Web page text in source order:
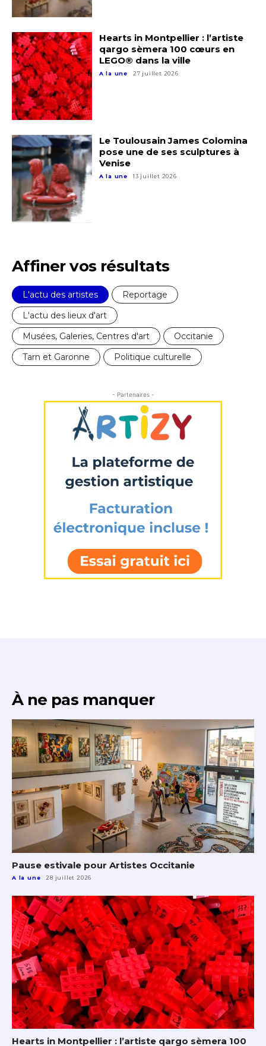
Nom
Prénom
Statut / Organisation
J'accepte lestermes et conditions
* Champ obligatoire
Adresse email*
Prénom
Statut / Organisation
* Champ obligatoire
Hearts in Montpellier : l’artiste
qargo sèmera 100 cœurs en
LEGO® dans la ville
A la une 27 juillet 2026
Le Toulousain James Colomina
pose une de ses sculptures à
Venise
A la une 13 juillet 2026
Affiner vos résultats
L'actu des artistes
Reportage
L'actu des lieux d'art
Musées, Galeries, Centres d'art
Occitanie
Tarn et Garonne
Politique culturelle
- Partenaires -
À ne pas manquer
Pause estivale pour Artistes Occitanie
A la une 28 juillet 2026
Hearts in Montpellier : l’artiste qargo sèmera 100